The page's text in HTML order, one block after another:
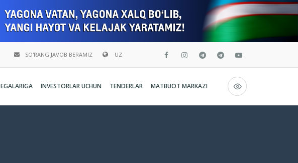
UZ
O`zbekcha
English
SO'RANG JAVOB BERAMIZ
EGALARIGA INVESTORLAR UCHUN TENDERLAR MATBUOT MARKAZI